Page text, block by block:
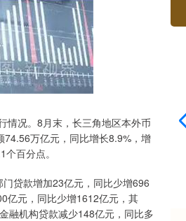
况。8月末，长三角地区本外币
万亿元，同比增长8.9%，增
百分点。
贷款增加23亿元，同比少增696
亿元，同比少增1612亿元，其
融机构贷款减少148亿元，同比多
4694.44 43.13